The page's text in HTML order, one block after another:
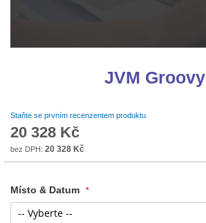
JVM Groovy
Staňte se prvním recenzentem produktu
20 328 Kč
20 328 Kč
Místo & Datum